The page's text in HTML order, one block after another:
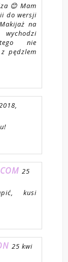
😊 Mam
do wersji
na
nie
pędzlem
25
kusi
25 kwi